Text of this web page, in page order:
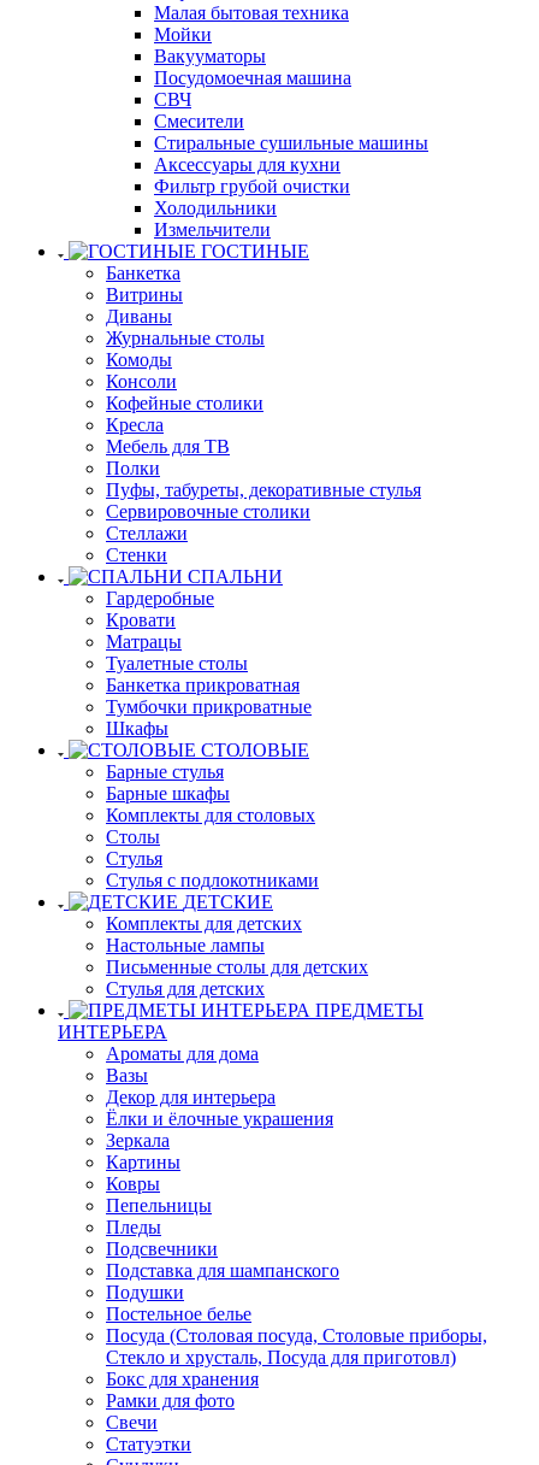
Малая бытовая техника
Мойки
Вакууматоры
Посудомоечная машина
СВЧ
Смесители
Стиральные сушильные машины
Аксессуары для кухни
Фильтр грубой очистки
Холодильники
Измельчители
ГОСТИНЫЕ
Банкетка
Витрины
Диваны
Журнальные столы
Комоды
Консоли
Кофейные столики
Кресла
Мебель для ТВ
Полки
Пуфы, табуреты, декоративные стулья
Сервировочные столики
Стеллажи
Стенки
СПАЛЬНИ
Гардеробные
Кровати
Матрацы
Туалетные столы
Банкетка прикроватная
Тумбочки прикроватные
Шкафы
СТОЛОВЫЕ
Барные стулья
Барные шкафы
Комплекты для столовых
Столы
Стулья
Стулья с подлокотниками
ДЕТСКИЕ
Комплекты для детских
Настольные лампы
Письменные столы для детских
Стулья для детских
ПРЕДМЕТЫ
ИНТЕРЬЕРА
Ароматы для дома
Вазы
Декор для интерьера
Ёлки и ёлочные украшения
Зеркала
Картины
Ковры
Пепельницы
Пледы
Подсвечники
Подставка для шампанского
Подушки
Постельное белье
Посуда (Столовая посуда, Столовые приборы,
Стекло и хрусталь, Посуда для приготовл)
Бокс для хранения
Рамки для фото
Свечи
Статуэтки